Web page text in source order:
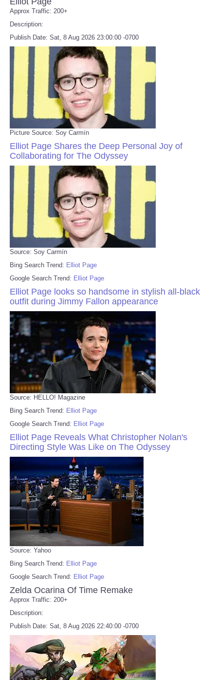
Approx Traffic: 200+
Description:
Publish Date: Sat, 8 Aug 2026 23:00:00 -0700
Picture Source: Soy Carmín
Elliot Page Shares the Deep Personal Joy of
Collaborating for The Odyssey
Source: Soy Carmín
Bing Search Trend: Elliot Page
Google Search Trend: Elliot Page
Elliot Page looks so handsome in stylish all-black
outfit during Jimmy Fallon appearance
Source: HELLO! Magazine
Bing Search Trend: Elliot Page
Google Search Trend: Elliot Page
Elliot Page Reveals What Christopher Nolan's
Directing Style Was Like on The Odyssey
Source: Yahoo
Bing Search Trend: Elliot Page
Google Search Trend: Elliot Page
Zelda Ocarina Of Time Remake
Approx Traffic: 200+
Description:
Publish Date: Sat, 8 Aug 2026 22:40:00 -0700